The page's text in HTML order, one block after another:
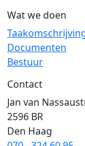
Wat we doen
Documenten
Bestuur
Contact
Jan van
2596 BR
Den Haag